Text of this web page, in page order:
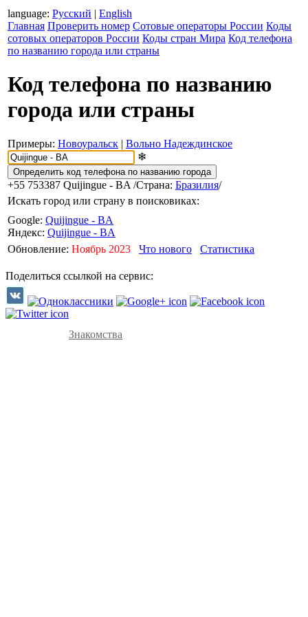
language: Русский | English
Главная Проверить номер Сотовые операторы России Коды
сотовых операторов России Коды стран Мира Код телефона
по названию города или страны
Код телефона по названию
города или страны
Примеры: Новоуральск | Вольно Надеждинское
❄
+55 753387 Quijingue - BA /Страна: Бразилия/
Искать город или страну в поисковиках:
Google: Quijingue - BA
Яндекс: Quijingue - BA
Обновление: Ноябрь 2023 Что нового Статистика
Поделиться ссылкой на сервис:
Знакомства